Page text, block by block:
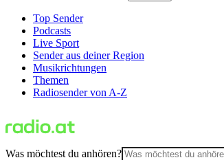
Top Sender
Podcasts
Live Sport
Sender aus deiner Region
Musikrichtungen
Themen
Radiosender von A-Z
Was möchtest du anhören?